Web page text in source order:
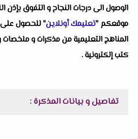
الوصول الى درجات النجاح و التفوق بإذن
موقعكم "تعليمك أونلاين" للحصول
المناهج التعليمية من مذكرات و ملخصات
كتب إلكترونية .
تفاصيل و بيانات المذكرة :